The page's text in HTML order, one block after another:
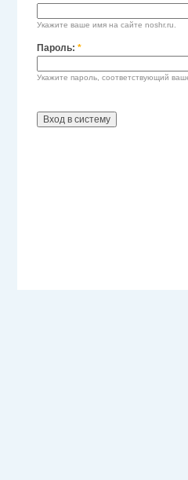
Укажите ваше имя на сайте noshr.ru.
Пароль: *
Укажите пароль, соответствующий